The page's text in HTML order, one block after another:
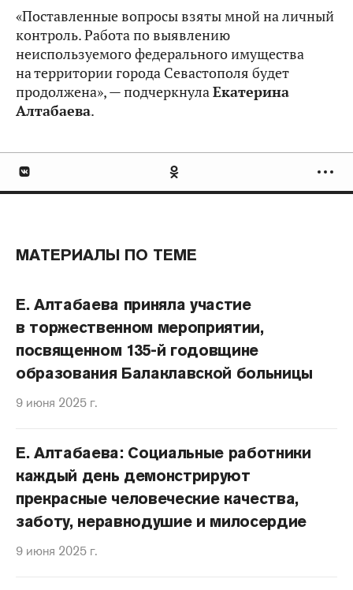
«Поставленные вопросы взяты мной на личный
контроль. Работа по выявлению
неиспользуемого федерального имущества
на территории города Севастополя будет
продолжена», — подчеркнулаЕкатерина
Алтабаева.
МАТЕРИАЛЫ ПО ТЕМЕ
Е. Алтабаева приняла участие
в торжественном мероприятии,
посвященном 135-й годовщине
образования Балаклавской больницы
9 июня 2025 г.
Е. Алтабаева: Социальные работники
каждый день демонстрируют
прекрасные человеческие качества,
заботу, неравнодушие и милосердие
9 июня 2025 г.